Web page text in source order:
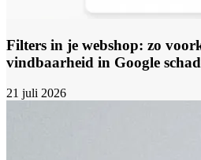
Filters in je webshop: zo
vindbaarheid in Google
21 juli 2026